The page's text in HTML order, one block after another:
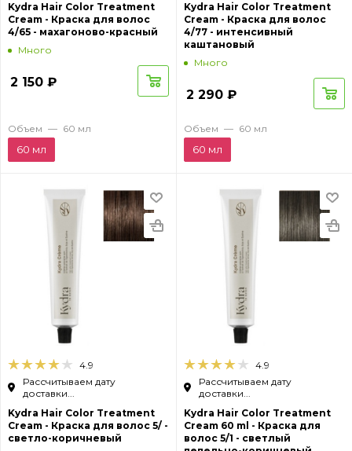
Kydra Hair Color Treatment
Cream - Краска для волос
4/65 - махагоново-красный
Много
2 150 ₽
Объем — 60 мл
60 мл
Kydra Hair Color Treatment
Cream - Краска для волос
4/77 - интенсивный
каштановый
Много
2 290 ₽
Объем — 60 мл
60 мл
4.9
Рассчитываем дату
доставки...
Kydra Hair Color Treatment
Cream - Краска для волос 5/ -
светло-коричневый
4.9
Рассчитываем дату
доставки...
Kydra Hair Color Treatment
Cream 60 ml - Краска для
волос 5/1 - светлый